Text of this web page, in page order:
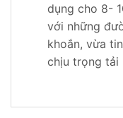
dụng cho 8-
với những
khoắn, vừa
chịu trọng tải